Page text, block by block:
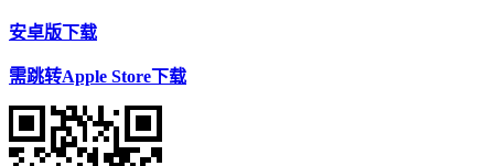
安卓版下载
需跳转Apple Store下载